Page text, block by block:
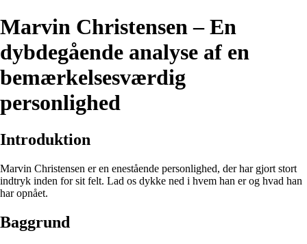
Marvin Christensen – En
dybdegående analyse af en
bemærkelsesværdig
personlighed
Introduktion
Marvin Christensen er en enestående personlighed, der har gjort stort
indtryk inden for sit felt. Lad os dykke ned i hvem han er og hvad han
har opnået.
Baggrund